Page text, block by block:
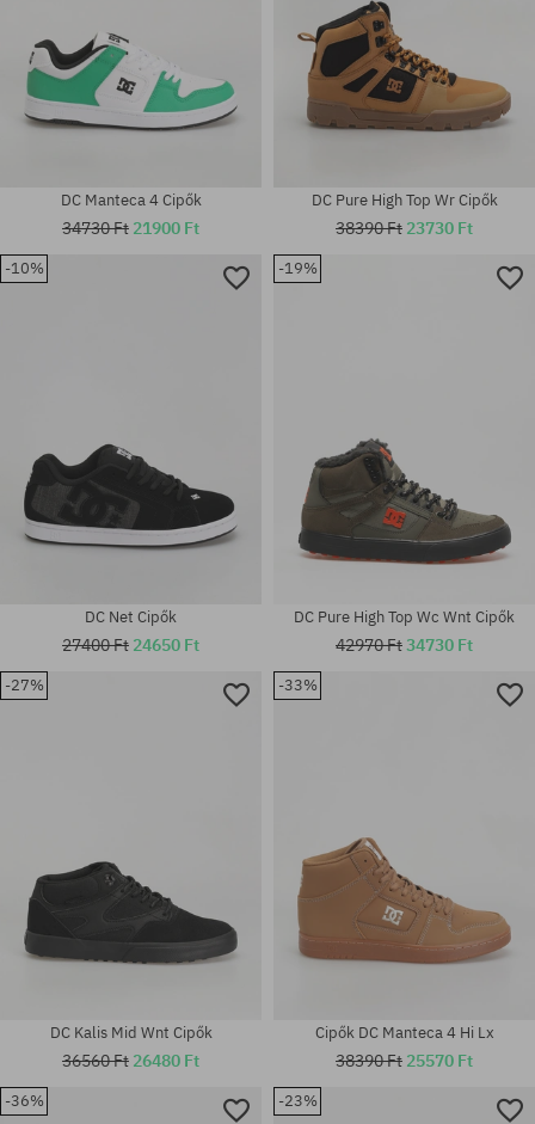
DC Manteca 4 Cipők
34730 Ft 21900 Ft
DC Pure High Top Wr Cipők
38390 Ft 23730 Ft
-10%
Elérhető méretek:
DC Net Cipők
27400 Ft 24650 Ft
-19%
DC Pure High Top Wc Wnt Cipők
42970 Ft34730 Ft
-27%
DC Kalis Mid Wnt Cipők
36560 Ft 26480 Ft
-33%
Cipők DC Manteca 4 Hi Lx
38390 Ft 25570 Ft
-36% -23%